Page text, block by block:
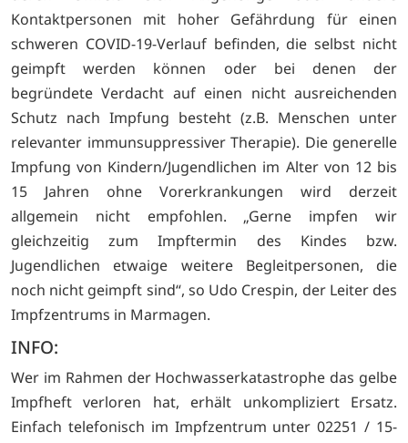
Kontaktpersonen mit hoher Gefährdung für einen
schweren COVID-19-Verlauf befinden, die selbst nicht
geimpft werden können oder bei denen der
begründete Verdacht auf einen nicht ausreichenden
Schutz nach Impfung besteht (z.B. Menschen unter
relevanter immunsuppressiver Therapie). Die generelle
Impfung von Kindern/Jugendlichen im Alter von 12 bis
15 Jahren ohne Vorerkrankungen wird derzeit
allgemein nicht empfohlen. „Gerne impfen wir
gleichzeitig zum Impftermin des Kindes bzw.
Jugendlichen etwaige weitere Begleitpersonen, die
noch nicht geimpft sind“, so Udo Crespin, der Leiter des
Impfzentrums in Marmagen.
INFO:
Wer im Rahmen der Hochwasserkatastrophe das gelbe
Impfheft verloren hat, erhält unkompliziert Ersatz.
Einfach telefonisch im Impfzentrum unter 02251 / 15-